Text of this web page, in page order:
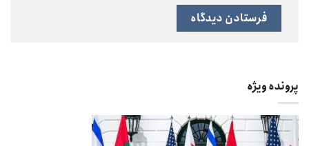
پرونده ویژه